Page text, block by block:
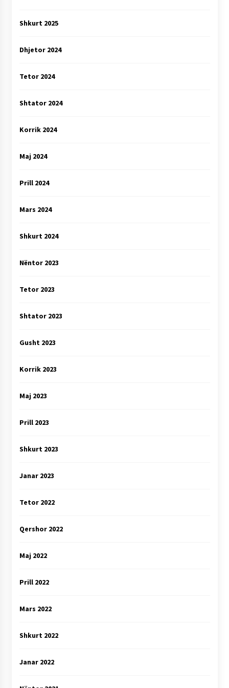
Shkurt 2025
Dhjetor 2024
Tetor 2024
Shtator 2024
Korrik 2024
Maj 2024
Prill 2024
Mars 2024
Shkurt 2024
Nëntor 2023
Tetor 2023
Shtator 2023
Gusht 2023
Korrik 2023
Maj 2023
Prill 2023
Shkurt 2023
Janar 2023
Tetor 2022
Qershor 2022
Maj 2022
Prill 2022
Mars 2022
Shkurt 2022
Janar 2022